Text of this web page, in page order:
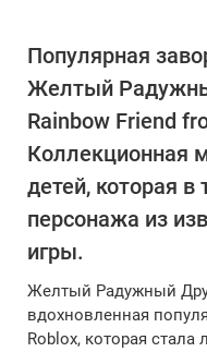
Популярная
Желтый
Rainbow Friend
Коллекционная
детей, которая в
персонажа из
игры.
Желтый Радужный
вдохновленная
Roblox, которая